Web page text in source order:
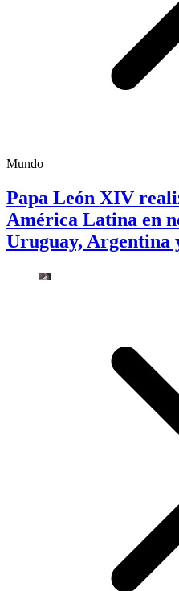
Mundo
Papa León XIV
América Latina en
Uruguay, Argentina